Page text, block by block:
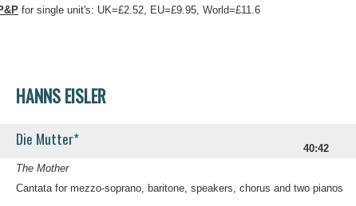
for single unit's: UK=£2.52, EU=£9.95, World=£11.6
HANNS EISLER
Die Mutter*
40:42
The Mother
Cantata for mezzo-soprano, baritone, speakers, chorus and two pianos